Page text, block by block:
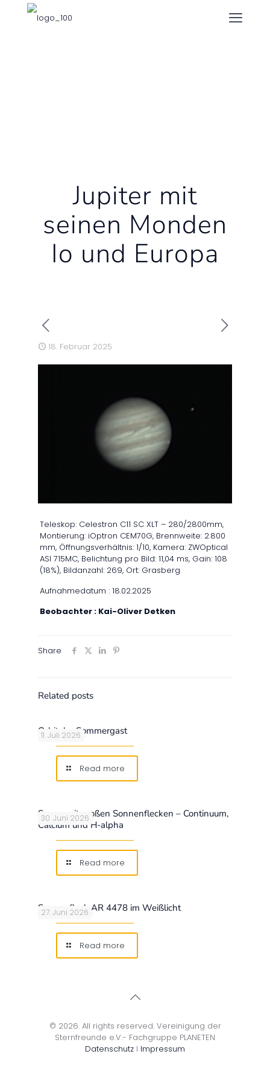
Jupiter mit
seinen Monden
Io und Europa
18. Februar 2025
Teleskop: Celestron C11 SC XLT – 280/2800mm,
Montierung: iOptron CEM70G, Brennweite: 2.800
mm, Öffnungsverhältnis: 1/10, Kamera: ZWOptical
ASI 715MC, Belichtung pro Bild: 11,04 ms, Gain: 108
(18%), Bildanzahl: 269, Ort: Grasberg
Aufnahmedatum : 18.02.2025
Beobachter : Kai-Oliver Detken
Share
Related posts
11. Juli 2026
Orbitaler Sommergast
Read more
30. Juni 2026
Sonne mit großen Sonnenflecken – Continuum,
Calcium und H-alpha
Read more
27. Juni 2026
Sonnenfleck AR 4478 im Weißlicht
Read more
© 2026. All rights reserved. Vereinigung der
Sternfreunde e.V.- Fachgruppe PLANETEN
Datenschutz I Impressum